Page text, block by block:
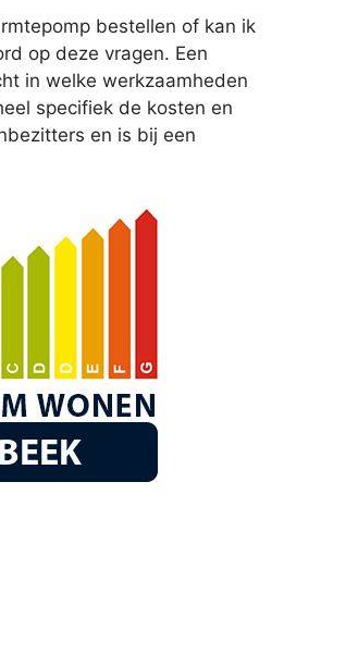
bestellen of kan ik
op deze vragen. Een
in welke werkzaamheden
specifiek de kosten en
en is bij een